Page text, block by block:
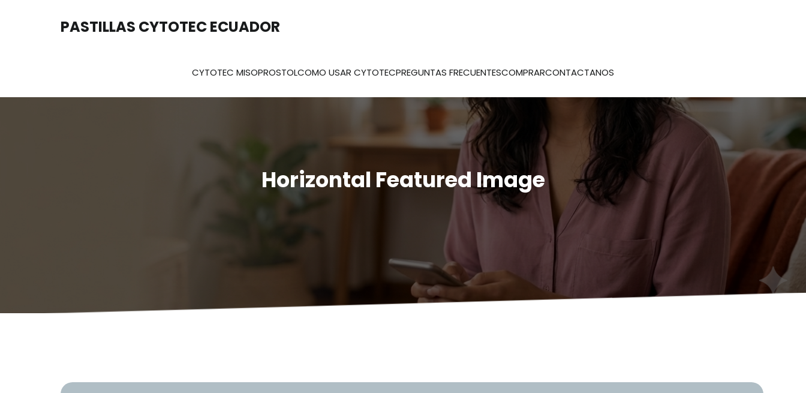
PASTILLAS CYTOTEC ECUADOR
CYTOTEC MISOPROSTOLCOMO USAR CYTOTECPREGUNTAS FRECUENTESCOMPRARCONTACTANOS
Horizontal Featured Image